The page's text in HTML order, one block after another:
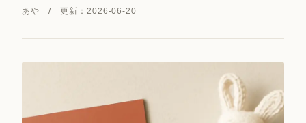
あや / 更新：2026-06-20